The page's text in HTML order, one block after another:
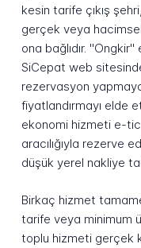
kesin tarife çıkış
gerçek veya hacimsel
ona bağlıdır.
SiCepat web
rezervasyon
fiyatlandırmayı elde
ekonomi hizmeti e-
aracılığıyla rezerve
düşük yerel nakliye
Birkaç hizmet
tarife veya minimum
toplu hizmeti gerçek